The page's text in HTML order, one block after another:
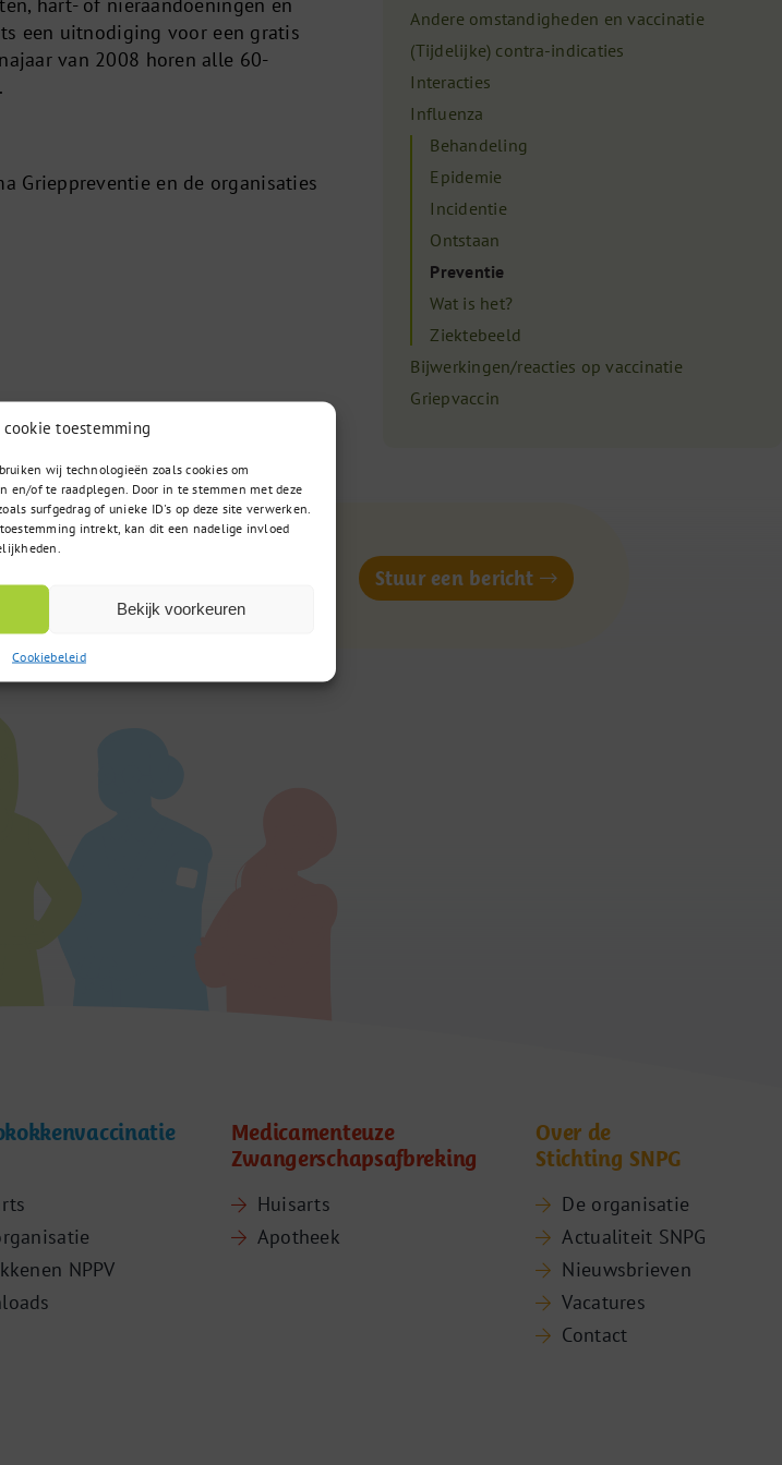
cookie toestemming
wij technologieën zoals cookies om
en/of te raadplegen. Door in te stemmen met deze
surfgedrag of unieke ID's op deze site verwerken.
intrekt, kan dit een nadelige invloed
Bekijk voorkeuren
Cookiebeleid
een uitnodiging voor een gratis
van 2008 horen alle 60-
Grieppreventie en de organisaties
Andere omstandigheden en vaccinatie
(Tijdelijke) contra-indicaties
Interacties
Influenza
Behandeling
Epidemie
Incidentie
Ontstaan
Preventie
Wat is het?
Ziektebeeld
Bijwerkingen/reacties op vaccinatie
Griepvaccin
085 – 02 98 705
Op werkdagen bereikbaar
van 9:00u tot 17:00u
Stuur een bericht
NPPV
Medicamenteuze
Zwangerschapsafbreking
Huisarts
Apotheek
Over de
Stichting SNPG
De organisatie
Actualiteit SNPG
Nieuwsbrieven
Vacatures
Contact